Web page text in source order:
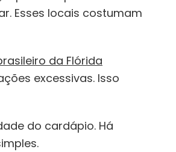
Esses locais costumam
da Flórida
excessivas. Isso
do cardápio. Há